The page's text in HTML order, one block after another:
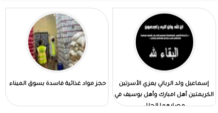
إسماعيل ولد الرباني يعزي الأسرتين
الكريمتين أهل امبارك وأهل بوسيف في
مصابهما الجلل
حجز مواد غذائية فاسدة بسوق الميناء